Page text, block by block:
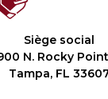
Siège social
N. Rocky
Tampa, FL